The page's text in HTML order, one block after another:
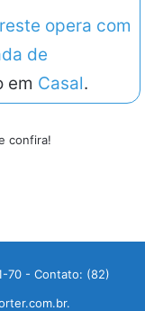
opera com
de
em Casal.
confira!
70 - Contato: (82)